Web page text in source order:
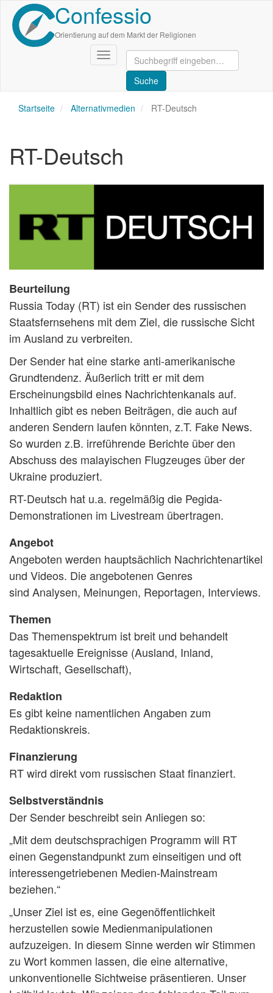
Direkt
zum
Inhalt
Confessio
Orientierung auf dem Markt der Religionen
Navigation
aktivieren/deaktivieren
Startseite Alternativmedien RT-Deutsch
RT-Deutsch
Beurteilung
Russia Today (RT) ist ein Sender des russischen
Staatsfernsehens mit dem Ziel, die russische Sicht
im Ausland zu verbreiten.
Der Sender hat eine starke anti-amerikanische
Grundtendenz. Äußerlich tritt er mit dem
Erscheinungsbild eines Nachrichtenkanals auf.
Inhaltlich gibt es neben Beiträgen, die auch auf
anderen Sendern laufen könnten, z.T. Fake News.
So wurden z.B. irreführende Berichte über den
Abschuss des malayischen Flugzeuges über der
Ukraine produziert.
RT-Deutsch hat u.a. regelmäßig die Pegida-
Demonstrationen im Livestream übertragen.
Angebot
Angeboten werden hauptsächlich Nachrichtenartikel
und Videos. Die angebotenen Genres
sind Analysen, Meinungen, Reportagen, Interviews.
Themen
Das Themenspektrum ist breit und behandelt
tagesaktuelle Ereignisse (Ausland, Inland,
Wirtschaft, Gesellschaft),
Redaktion
Es gibt keine namentlichen Angaben zum
Redaktionskreis.
Finanzierung
RT wird direkt vom russischen Staat finanziert.
Selbstverständnis
Der Sender beschreibt sein Anliegen so:
„Mit dem deutschsprachigen Programm will RT
einen Gegenstandpunkt zum einseitigen und oft
interessengetriebenen Medien-Mainstream
beziehen.“
„Unser Ziel ist es, eine Gegenöffentlichkeit
herzustellen sowie Medienmanipulationen
aufzuzeigen. In diesem Sinne werden wir Stimmen
zu Wort kommen lassen, die eine alternative,
unkonventionelle Sichtweise präsentieren. Unser